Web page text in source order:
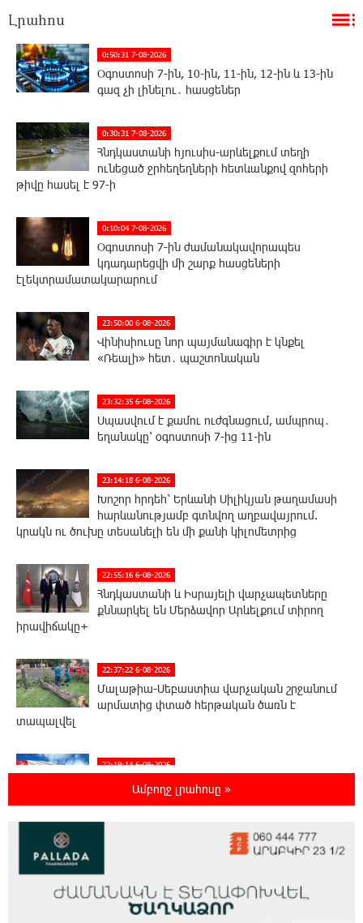
Լրահոս
0:50:31 7-08-2026
Օգոստոսի 7-ին, 10-ին, 11-ին, 12-ին և 13-ին
գազ չի լինելու․ հասցեներ
0:30:31 7-08-2026
Հնդկաստանի հյուսիս-արևելքում տեղի
ունեցած ջրհեղեղների հետևանքով զոհերի
թիվը հասել է 97-ի
0:10:04 7-08-2026
Օգոստոսի 7-ին ժամանակավորապես
կդադարեցվի մի շարք հասցեների
էլեկտրամատակարարում
23:50:00 6-08-2026
Վինիսիուսը նոր պայմանագիր է կնքել
«Ռեալի» հետ․ պաշտոնական
23:32:35 6-08-2026
Սպասվում է քամու ուժգնացում, ամպրոպ․
եղանակը՝ օգոստոսի 7-ից 11-ին
23:14:18 6-08-2026
Խոշոր հրդեհ՝ Երևանի Սիլիկյան թաղամասի
հարևանությամբ գտնվող աղբավայրում.
կրակն ու ծուխը տեսանելի են մի քանի կիլոմետրից
22:55:16 6-08-2026
Հնդկաստանի և Իսրայելի վարչապետները
քննարկել են Մերձավոր Արևելքում տիրող
իրավիճակը+
22:37:22 6-08-2026
Մալաթիա-Սեբաստիա վարչական շրջանում
արմատից փտած հերթական ծառն է
տապալվել
22:19:14 6-08-2026
Իրանը և Օմանը պլանավորում են փոխել
Հորմուզի նեղուցի նավագնացության
8-ամյա Մոնթե Մուրադյանն ու Սյունե
Քոսակյանը հաղթահարել են Արարատի
Ամբողջ լրահոսը »